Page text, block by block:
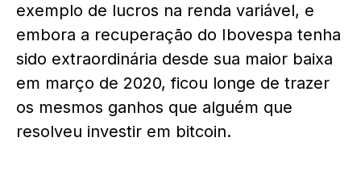
exemplo de lucros na renda variável, e
embora a recuperação do Ibovespa tenha
sido extraordinária desde sua maior baixa
em março de 2020, ficou longe de trazer
os mesmos ganhos que alguém que
resolveu investir em bitcoin.